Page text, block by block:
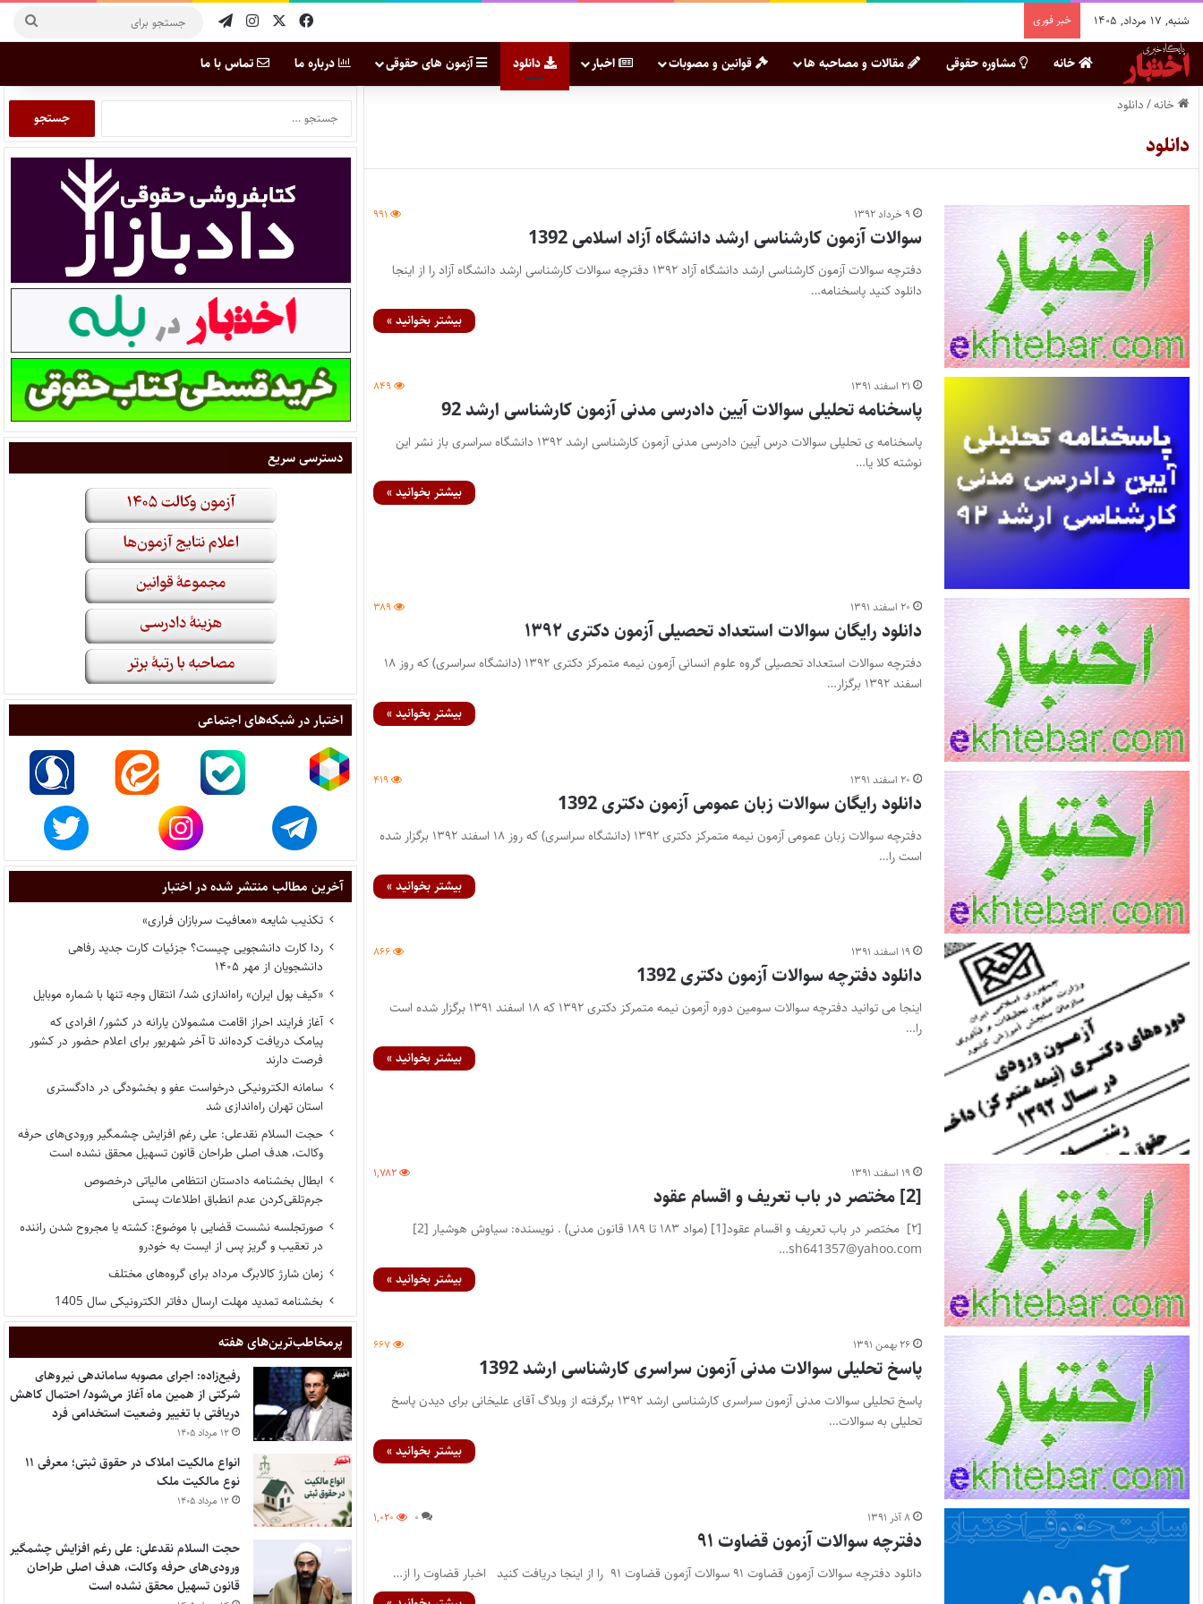
شنبه, ۱۷ مرداد, ۱۴۰۵ خبر فوری
خانه مشاوره حقوقی مقالات و مصاحبه ها قوانین و مصوبات اخبار دانلود آزمون های حقوقی درباره ما تماس با ما
خانه/دانلود
دانلود
۹ خرداد ۱۳۹۲ ۹۹۱
سوالات آزمون کارشناسی ارشد دانشگاه آزاد اسلامی 1392
دفترچه سوالات آزمون کارشناسی ارشد دانشگاه آزاد ۱۳۹۲ دفترچه سوالات کارشناسی ارشد دانشگاه آزاد را از اینجا
دانلود کنید پاسخنامه…
بیشتر بخوانید »
۲۱ اسفند ۱۳۹۱ ۸۴۹
پاسخنامه تحلیلی سوالات آیین دادرسی مدنی آزمون کارشناسی ارشد 92
پاسخنامه ی تحلیلی سوالات درس آیین دادرسی مدنی آزمون کارشناسی ارشد ۱۳۹۲ دانشگاه سراسری باز نشر این
نوشته کلا یا…
بیشتر بخوانید »
۲۰ اسفند ۱۳۹۱ ۳۸۹
دانلود رایگان سوالات استعداد تحصیلی آزمون دکتری ۱۳۹۲
دفترچه سوالات استعداد تحصیلی گروه علوم انسانی آزمون نیمه متمرکز دکتری ۱۳۹۲ (دانشگاه سراسری) که روز ۱۸
اسفند ۱۳۹۲ برگزار…
بیشتر بخوانید »
۲۰ اسفند ۱۳۹۱ ۴۱۹
دانلود رایگان سوالات زبان عمومی آزمون دکتری 1392
دفترچه سوالات زبان عمومی آزمون نیمه متمرکز دکتری ۱۳۹۲ (دانشگاه سراسری) که روز ۱۸ اسفند ۱۳۹۲ برگزار شده
است را…
بیشتر بخوانید »
۱۹ اسفند ۱۳۹۱ ۸۶۶
دانلود دفترچه سوالات آزمون دکتری 1392
اینجا می توانید دفترچه سوالات سومین دوره آزمون نیمه متمرکز دکتری ۱۳۹۲ که ۱۸ اسفند ۱۳۹۱ برگزار شده است
را…
بیشتر بخوانید »
۱۹ اسفند ۱۳۹۱ ۱,۷۸۲
[2] مختصر در باب تعریف و اقسام عقود
[۲] مختصر در باب تعریف و اقسام عقود[1] (مواد ۱۸۳ تا ۱۸۹ قانون مدنی) . نویسنده: سیاوش هوشیار [2]
sh641357@yahoo.com…
بیشتر بخوانید »
۲۶ بهمن ۱۳۹۱ ۶۶۷
پاسخ تحلیلی سوالات مدنی آزمون سراسری کارشناسی ارشد 1392
پاسخ تحلیلی سوالات مدنی آزمون سراسری کارشناسی ارشد ۱۳۹۲ برگرفته از وبلاگ آقای علیخانی برای دیدن پاسخ
تحلیلی به سوالات…
بیشتر بخوانید »
۸ آذر ۱۳۹۱ ۰ ۱,۰۲۰
دفترچه سوالات آزمون قضاوت ۹۱
دانلود دفترچه سوالات آزمون قضاوت ۹۱ سوالات آزمون قضاوت ۹۱ را از اینجا دریافت کنید اخبار قضاوت را از…
دسترسی سریع
اختبار در شبکه‌های اجتماعی
آخرین مطالب منتشر شده در اختبار
تکذیب شایعه «معافیت سربازان فراری»
ردا کارت دانشجویی چیست؟ جزئیات کارت جدید رفاهی
دانشجویان از مهر ۱۴۰۵
«کیف پول ایران» راه‌اندازی شد/ انتقال وجه تنها با شماره موبایل
آغاز فرایند احراز اقامت مشمولان یارانه در کشور/ افرادی که
پیامک دریافت کرده‌اند تا آخر شهریور برای اعلام حضور در کشور
فرصت دارند
سامانه الکترونیکی درخواست عفو و بخشودگی در دادگستری
استان تهران راه‌اندازی شد
حجت السلام نقدعلی: علی رغم افزایش چشمگیر ورودی‌های حرفه
وکالت، هدف اصلی طراحان قانون تسهیل محقق نشده است
ابطال بخشنامه دادستان انتظامی مالیاتی درخصوص
جرم‌تلقی‌کردن عدم انطباق اطلاعات پستی
صورتجلسه نشست قضایی با موضوع: کشته یا مجروح شدن راننده
در تعقیب و گریز پس از ایست به خودرو
زمان شارژ کالابرگ مرداد برای گروه‌های مختلف
بخشنامه تمدید مهلت ارسال دفاتر الکترونیکی سال 1405
پر‌مخاطب‌ترین‌های هفته
رفیع‌زاده: اجرای مصوبه ساماندهی نیروهای
شرکتی از همین ماه آغاز می‌شود/ احتمال کاهش
دریافتی با تغییر وضعیت استخدامی فرد
۱۲ مرداد ۱۴۰۵
انواع مالکیت املاک در حقوق ثبتی؛ معرفی ۱۱
نوع مالکیت ملک
۱۲ مرداد ۱۴۰۵
حجت السلام نقدعلی: علی رغم افزایش چشمگیر
ورودی‌های حرفه وکالت، هدف اصلی طراحان
قانون تسهیل محقق نشده است